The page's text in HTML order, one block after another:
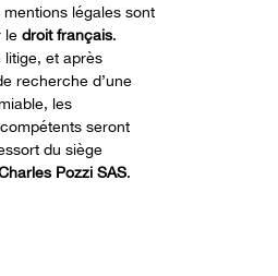
mentions légales sont
le droit français.
litige, et après
recherche d’une
les
seront
du siège
Pozzi SAS.